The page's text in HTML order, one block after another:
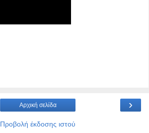
›
Αρχική σελίδα
Προβολή έκδοσης ιστού